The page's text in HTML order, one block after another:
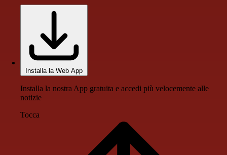
Installa la Web App
Installa la nostra App gratuita e accedi più velocemente alle
notizie
Tocca